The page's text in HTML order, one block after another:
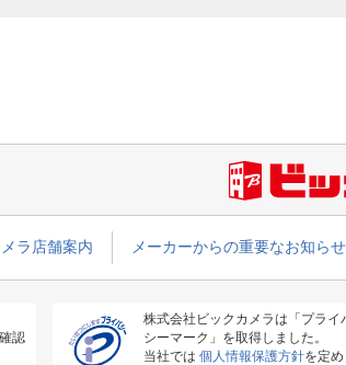
ラ店舗案内 メーカーからの重要なお知らせ
認
株式会社ビックカメラは「プライ
シーマーク」を取得しました。
当社では 個人情報保護方針を定め